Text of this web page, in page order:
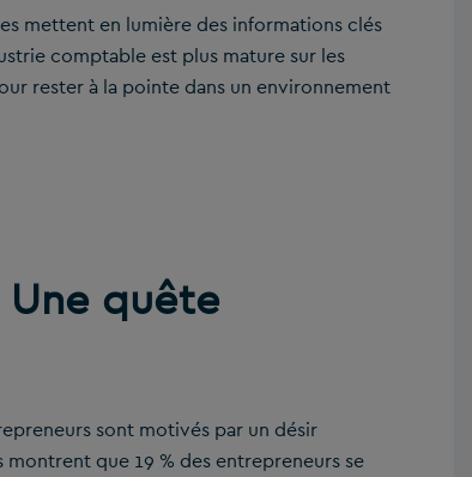
mettent en lumière des informations clés
comptable est plus mature sur les
rester à la pointe dans un environnement
quête
sont motivés par un désir
que 19 % des entrepreneurs se